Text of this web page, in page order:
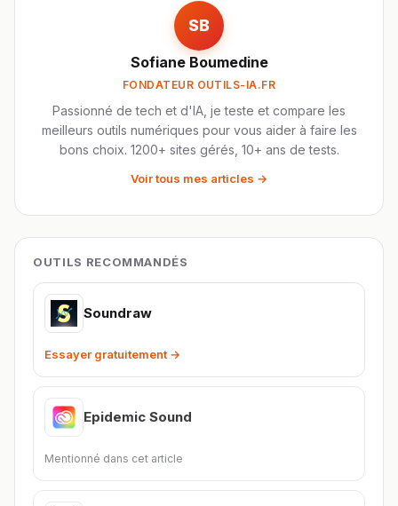
SB
Sofiane Boumedine
FONDATEUR OUTILS-IA.FR
Passionné de tech et d'IA, je teste et compare les
meilleurs outils numériques pour vous aider à faire les
bons choix. 1200+ sites gérés, 10+ ans de tests.
Voir tous mes articles →
OUTILS RECOMMANDÉS
Soundraw
Essayer gratuitement →
Epidemic Sound
Mentionné dans cet article